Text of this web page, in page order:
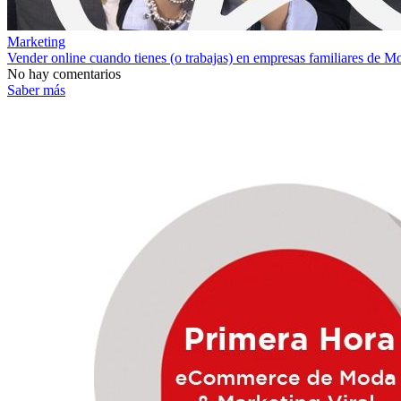
Marketing
Vender online cuando tienes (o trabajas) en empresas familiares de
No hay comentarios
Saber más